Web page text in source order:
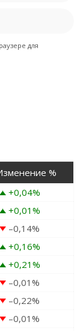
для
%
+0,04%
+0,01%
–0,14%
+0,16%
+0,21%
–0,01%
–0,22%
–0,01%